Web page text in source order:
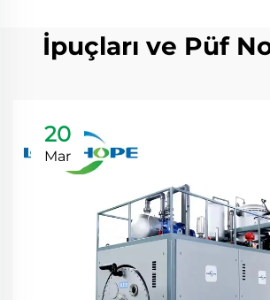
İpuçları ve Püf
20
Mar